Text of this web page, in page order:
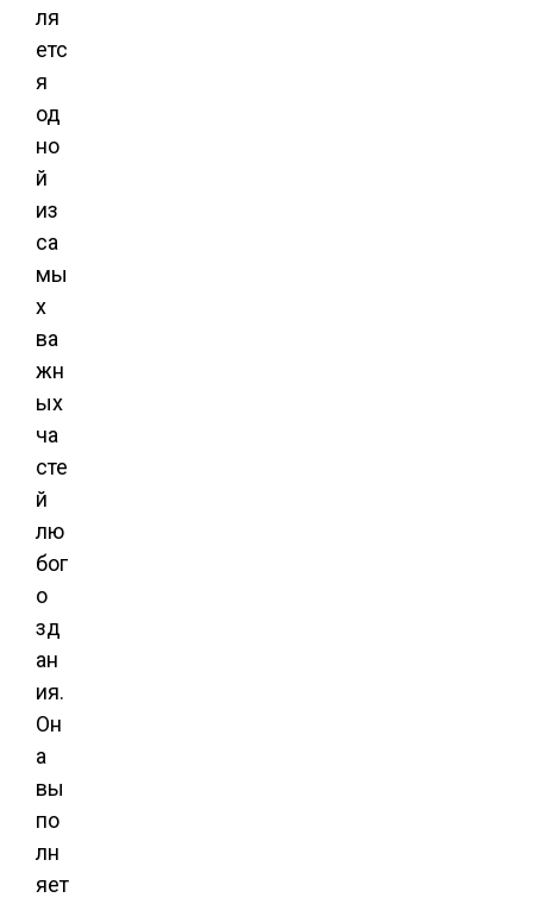
ля
етс
я
од
но
й
из
са
мы
х
ва
жн
ых
ча
сте
й
лю
бог
о
зд
ан
ия.
Он
а
вы
по
лн
яет